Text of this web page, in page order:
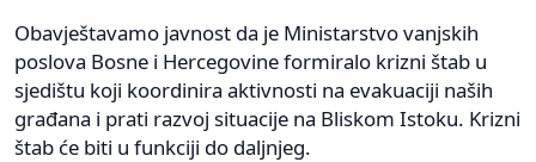
Obavještavamo javnost da je Ministarstvo vanjskih
poslova Bosne i Hercegovine formiralo krizni štab u
sjedištu koji koordinira aktivnosti na evakuaciji naših
građana i prati razvoj situacije na Bliskom Istoku. Krizni
štab će biti u funkciji do daljnjeg.